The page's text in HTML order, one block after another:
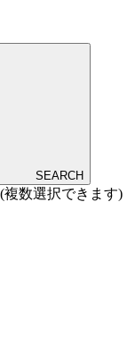
SEARCH
数選択できます)